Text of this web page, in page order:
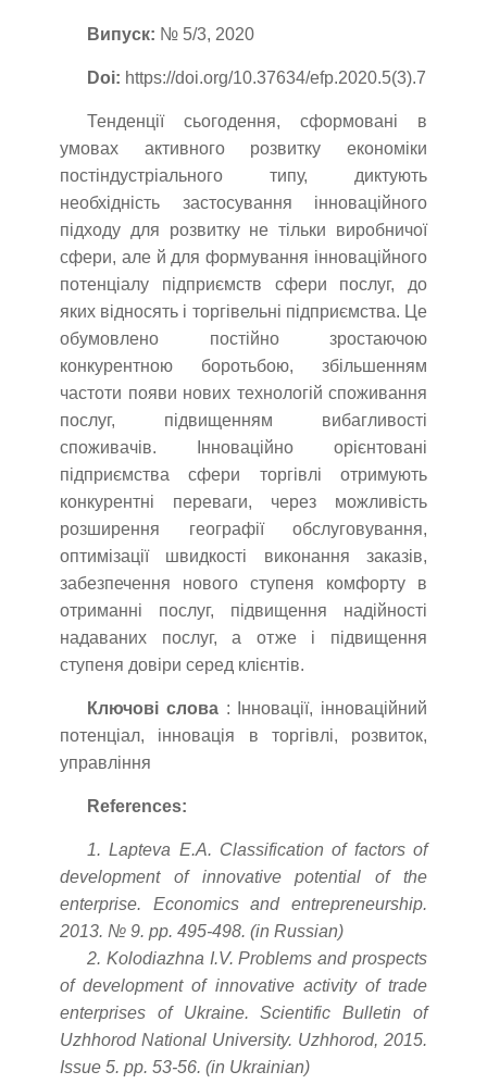
Випуск: № 5/3, 2020
Doi: https://doi.org/10.37634/efp.2020.5(3).7
Тенденції сьогодення, сформовані в
умовах активного розвитку економіки
постіндустріального типу, диктують
необхідність застосування інноваційного
підходу для розвитку не тільки виробничої
сфери, але й для формування інноваційного
потенціалу підприємств сфери послуг, до
яких відносять і торгівельні підприємства. Це
обумовлено постійно зростаючою
конкурентною боротьбою, збільшенням
частоти появи нових технологій споживання
послуг, підвищенням вибагливості
споживачів. Інноваційно орієнтовані
підприємства сфери торгівлі отримують
конкурентні переваги, через можливість
розширення географії обслуговування,
оптимізації швидкості виконання заказів,
забезпечення нового ступеня комфорту в
отриманні послуг, підвищення надійності
надаваних послуг, а отже і підвищення
ступеня довіри серед клієнтів.
Ключові слова: Інновації, інноваційний
потенціал, інновація в торгівлі, розвиток,
управління
References:
1. Lapteva E.A. Classification of factors of
development of innovative potential of the
enterprise. Economics and entrepreneurship.
2013. № 9. pp. 495-498. (in Russian)
2. Kolodiazhna I.V. Problems and prospects
of development of innovative activity of trade
enterprises of Ukraine. Scientific Bulletin of
Uzhhorod National University. Uzhhorod, 2015.
Issue 5. pp. 53-56. (in Ukrainian)